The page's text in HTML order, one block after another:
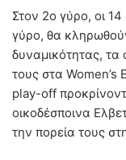
Στον 2ο γύρο, οι
γύρο, θα
δυναμικότητας, τα
τους στα Women’s
play-off
οικοδέσποινα
την πορεία τους